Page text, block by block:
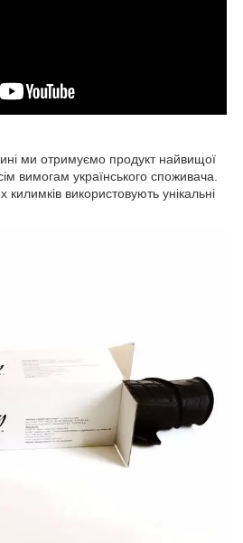
ми отримуємо продукт найвищої
вимогам українського споживача.
використовують унікальні